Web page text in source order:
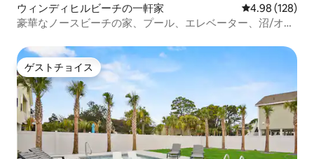
ウィンディヒルビーチの一軒家 レビュー128
4.98 (128)
豪華なノースビーチの家、プール、エレベーター、沼/オー
ゲストチョイス
ゲストチョイス